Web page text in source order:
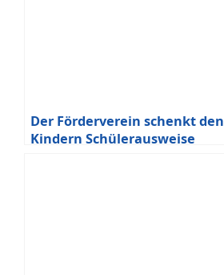
Der Förderverein schenkt den
Kindern Schülerausweise